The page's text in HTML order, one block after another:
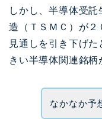
しかし、半導体受
造（ＴＳＭＣ）が２
見通しを引き下げ
きい半導体関連銘柄
なかなか予